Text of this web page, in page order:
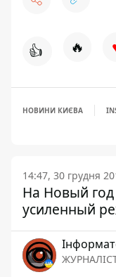
👍 🔥
НОВИНИ КИЄВА
14:47, 30 грудня
На Новый
усиленный